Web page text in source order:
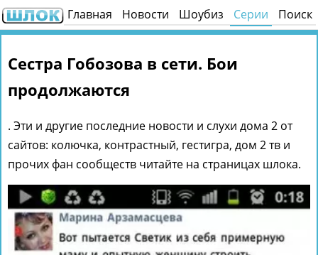
Главная Новости Шоубиз Серии Поиск
Сестра Гобозова в сети. Бои
продолжаются
. Эти и другие последние новости и слухи дома 2 от
сайтов: колючка, контрастный, гестигра, дом 2 тв и
прочих фан сообществ читайте на страницах шлока.